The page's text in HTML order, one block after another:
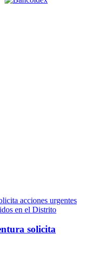
solicita